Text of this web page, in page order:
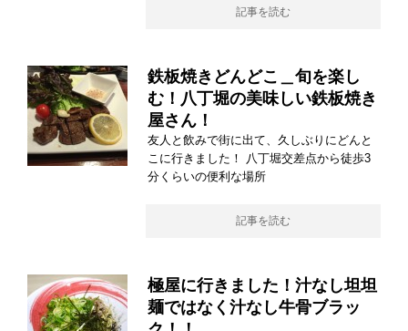
記事を読む
鉄板焼きどんどこ＿旬を楽し
む！八丁堀の美味しい鉄板焼き
屋さん！
友人と飲みで街に出て、久しぶりにどんと
こに行きました！ 八丁堀交差点から徒歩3
分くらいの便利な場所
記事を読む
極屋に行きました！汁なし坦坦
麺ではなく汁なし牛骨ブラッ